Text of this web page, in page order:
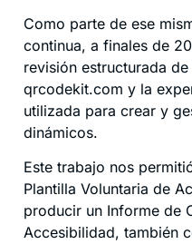
Como parte de ese
continua, a finales de
revisión estructurada
qrcodekit.com y la
utilizada para crear y
dinámicos.
Este trabajo nos
Plantilla Voluntaria de
producir un Informe de
Accesibilidad, también